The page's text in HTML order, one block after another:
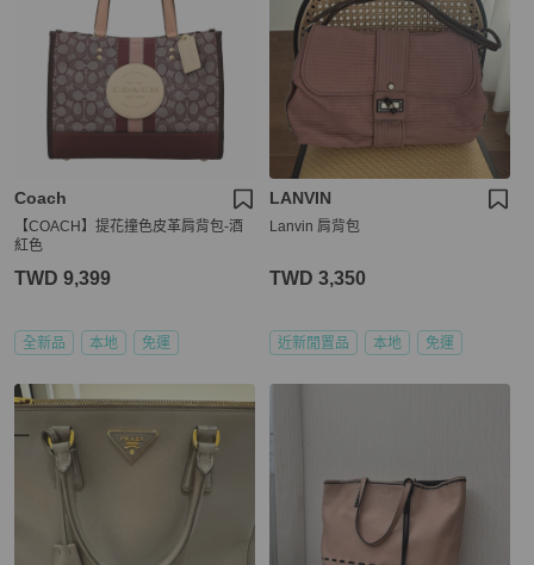
Coach
【COACH】提花撞色皮革肩背包-酒
紅色
TWD 9,399
全新品 本地 免運
LANVIN
Lanvin 肩背包
TWD 3,350
近新閒置品 本地 免運